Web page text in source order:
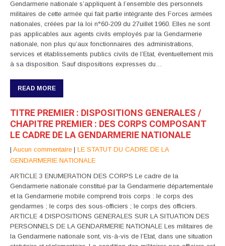
Gendarmerie nationale s’appliquent à l’ensemble des personnels
militaires de cette armée qui fait partie intégrante des Forces armées
nationales, créées par la loi n°60-209 du 27uillet 1960. Elles ne sont
pas applicables aux agents civils employés par la Gendarmerie
nationale, non plus qu’aux fonctionnaires des administrations,
services et établissements publics civils de l’Etat, éventuellement mis
à sa disposition. Sauf dispositions expresses du…
READ MORE
TITRE PREMIER : DISPOSITIONS GENERALES /
CHAPITRE PREMIER : DES CORPS COMPOSANT
LE CADRE DE LA GENDARMERIE NATIONALE
| Aucun commentaire | LE STATUT DU CADRE DE LA
GENDARMERIE NATIONALE
ARTICLE 3 ENUMERATION DES CORPS Le cadre de la
Gendarmerie nationale constitué par la Gendarmerie départementale
et la Gendarmerie mobile comprend trois corps : le corps des
gendarmes ; le corps des sous-officiers ; le corps des officiers.
ARTICLE 4 DISPOSITIONS GENERALES SUR LA SITUATION DES
PERSONNELS DE LA GENDARMERIE NATIONALE Les militaires de
la Gendarmerie nationale sont, vis-à-vis de l’Etat, dans une situation